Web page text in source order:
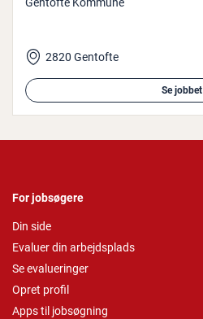
2820 Gentofte
Se jobbet
For jobsøgere
Din side
Evaluer din arbejdsplads
Se evalueringer
Opret profil
Apps til jobsøgning